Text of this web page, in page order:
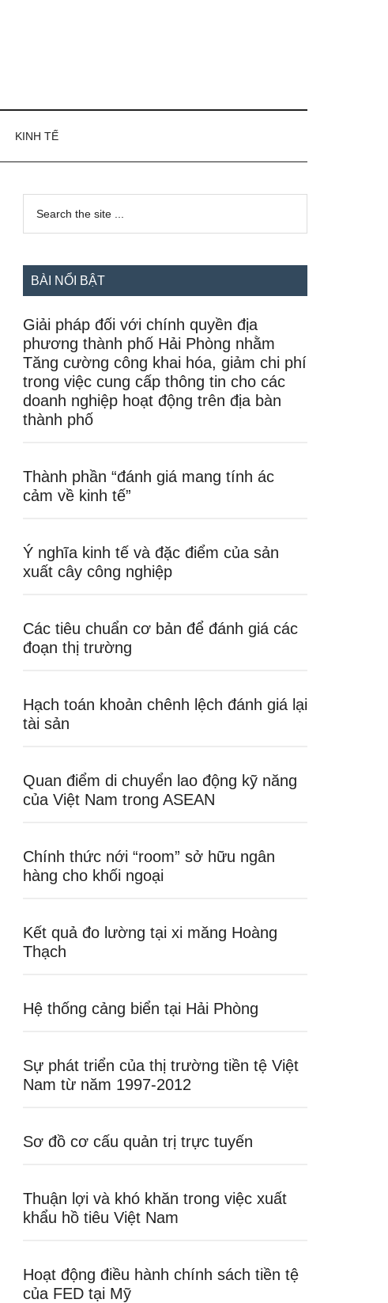
KINH TẾ
Sidebar
chính
...
BÀI NỔI BẬT
Giải pháp đối với chính quyền địa
phương thành phố Hải Phòng nhằm
Tăng cường công khai hóa, giảm chi phí
trong việc cung cấp thông tin cho các
doanh nghiệp hoạt động trên địa bàn
thành phố
Thành phần “đánh giá mang tính ác
cảm về kinh tế”
Ý nghĩa kinh tế và đặc điểm của sản
xuất cây công nghiệp
Các tiêu chuẩn cơ bản để đánh giá các
đoạn thị trường
Hạch toán khoản chênh lệch đánh giá lại
tài sản
Quan điểm di chuyển lao động kỹ năng
của Việt Nam trong ASEAN
Chính thức nới “room” sở hữu ngân
hàng cho khối ngoại
Kết quả đo lường tại xi măng Hoàng
Thạch
Hệ thống cảng biển tại Hải Phòng
Sự phát triển của thị trường tiền tệ Việt
Nam từ năm 1997-2012
Sơ đồ cơ cấu quản trị trực tuyến
Thuận lợi và khó khăn trong việc xuất
khẩu hồ tiêu Việt Nam
Hoạt động điều hành chính sách tiền tệ
của FED tại Mỹ